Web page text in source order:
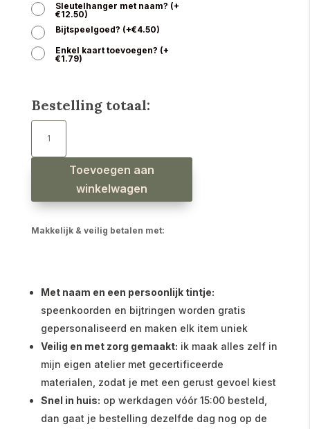
Sleutelhanger met naam? (+
€12.50)
Bijtspeelgoed? (+€4.50)
Enkel kaart toevoegen? (+
€1.79)
Bestelling totaal:
Babyslab
sealife
Toevoegen aan
winkelwagen
Makkelijk & veilig betalen met:
Met naam en een persoonlijk tintje:
speenkoorden en bijtringen worden gratis
gepersonaliseerd en maken elk item uniek
Veilig en met zorg gemaakt: ik maak alles zelf in
mijn eigen atelier met gecertificeerde
materialen, zodat je met een gerust gevoel kiest
Snel in huis: op werkdagen vóór 15:00 besteld,
dan gaat je bestelling dezelfde dag nog op de